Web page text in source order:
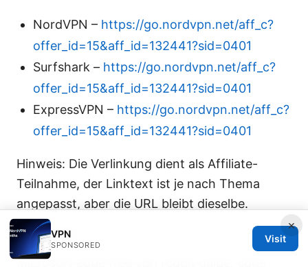
NordVPN – https://go.nordvpn.net/aff_c?
offer_id=15&aff_id=132441?sid=0401
Surfshark – https://go.nordvpn.net/aff_c?
offer_id=15&aff_id=132441?sid=0401
ExpressVPN – https://go.nordvpn.net/aff_c?
offer_id=15&aff_id=132441?sid=0401
Hinweis: Die Verlinkung dient als Affiliate-
Teilnahme, der Linktext ist je nach Thema
angepasst, aber die URL bleibt dieselbe.
Sources:
Microsoft edge free vpn reddit guide: edge
×
VPN
SPONSORED
Visit